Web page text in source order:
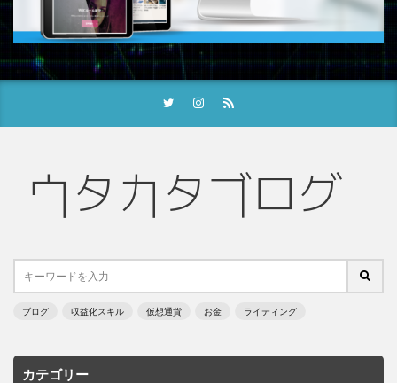
ブログ 収益化スキル 仮想通貨 お金 ライティング
カテゴリー